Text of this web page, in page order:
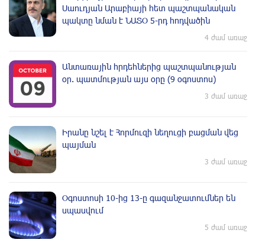
Սաուդյան Արաբիայի հետ պաշտպանական
պակտը նման է ՆԱՏՕ 5-րդ հոդվածին
4 ժամ առաջ
Անտառային հրդեհներից պաշտպանության
օր. պատմության այս օրը (9 օգոստոս)
3 ժամ առաջ
Իրանը նշել է Հորմուզի նեղուցի բացման վեց
պայման
3 ժամ առաջ
Օգոստոսի 10-ից 13-ը գազանջատումներ են
սպասվում
5 ժամ առաջ